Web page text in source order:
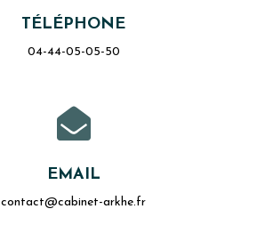
TÉLÉPHONE
04-44-05-05-50

EMAIL
contact@cabinet-arkhe.fr